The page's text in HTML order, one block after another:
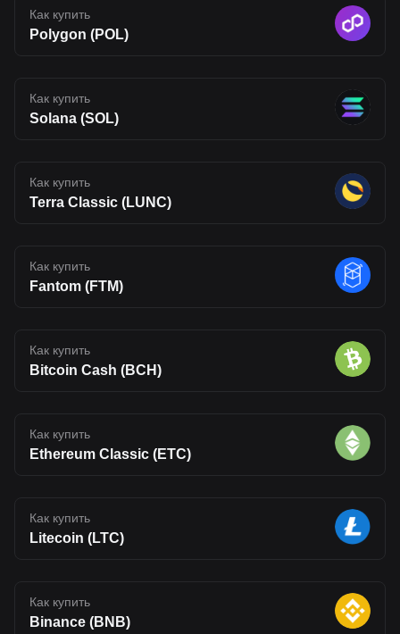
Как купить
Polygon (POL)
Как купить
Solana (SOL)
Как купить
Terra Classic (LUNC)
Как купить
Fantom (FTM)
Как купить
Bitcoin Cash (BCH)
Как купить
Ethereum Classic (ETC)
Как купить
Litecoin (LTC)
Как купить
Binance (BNB)